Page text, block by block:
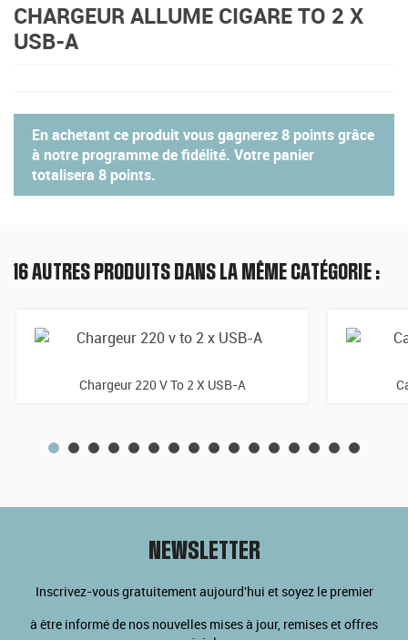
CHARGEUR ALLUME CIGARE TO 2 X
USB-A
En achetant ce produit vous gagnerez8 pointsgrâce
à notre programme de fidélité. Votre panier
totalisera 8 points.
16 AUTRES PRODUITS DANS LA MÊME CATÉGORIE :
Chargeur 220 V To 2 X USB-A
NEWSLETTER
Inscrivez-vous gratuitement aujourd'hui et soyez le premier
à être informé de nos nouvelles mises à jour, remises et offres